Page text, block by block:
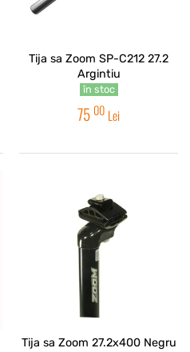
Tija sa Zoom SP-C212 27.2
Argintiu
în stoc
75 00 Lei
Tija sa Zoom 27.2x400 Negru